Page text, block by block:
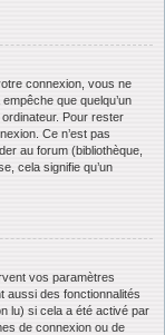
connexion, vous ne
que quelqu’un
Pour rester
Ce n’est pas
au forum (bibliothèque,
cela signifie qu’un
vos paramètres
aussi des fonctionnalités
lu) si cela a été activé par
de connexion ou de